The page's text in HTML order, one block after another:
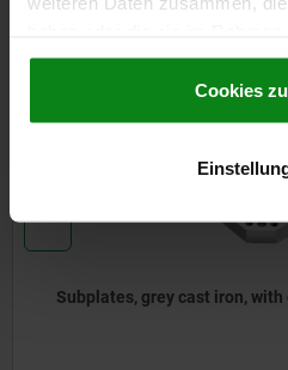
gesammelt haben.Cookie
Datenschutz|
Cookies